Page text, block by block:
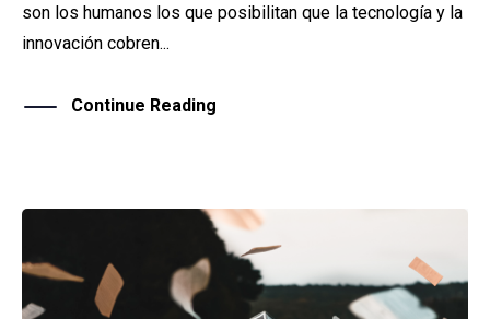
son los humanos los que posibilitan que la tecnología y la
innovación cobren...
Continue Reading